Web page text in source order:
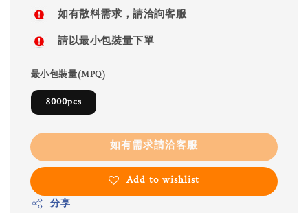
如有散料需求，請洽詢客服
請以最小包裝量下單
最小包裝量(MPQ)
8000pcs
如有需求請洽客服
Add to wishlist
分享